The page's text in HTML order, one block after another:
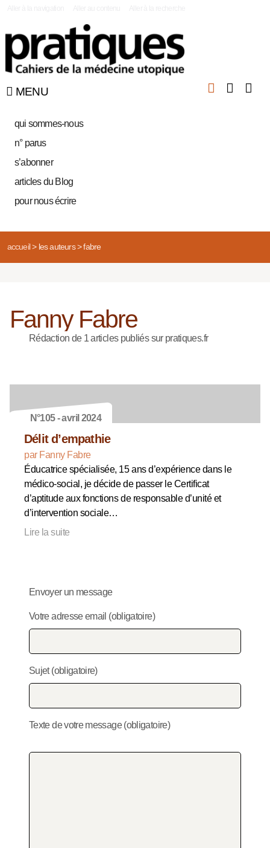
MENU
qui sommes-nous
n° parus
s’abonner
articles du Blog
pour nous écrire
accueil> les auteurs> fabre
Fanny Fabre
Rédaction de 1 articles publiés sur pratiques.fr
N°105 - avril 2024
Délit d’empathie
par Fanny Fabre
Éducatrice spécialisée, 15 ans d’expérience dans le
médico-social, je décide de passer le Certificat
d’aptitude aux fonctions de responsable d’unité et
d’intervention sociale…
Lire la suite
Envoyer un message
Votre adresse email (obligatoire)
Sujet (obligatoire)
Texte de votre message (obligatoire)